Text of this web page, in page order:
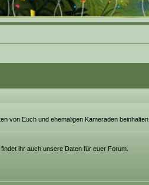
von Euch und ehemaligen Kameraden beinhalten.
ihr auch unsere Daten für euer Forum.